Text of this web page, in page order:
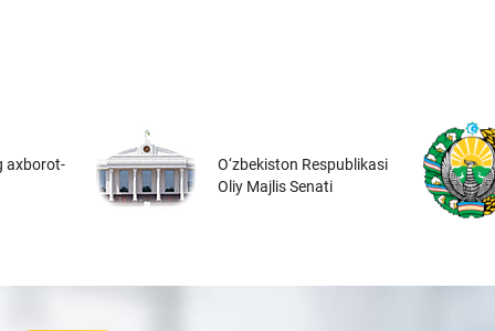
axborot-
O‘zbekiston Respublikasi
Oliy Majlis Senati